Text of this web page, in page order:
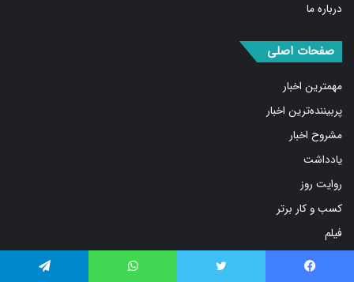
درباره ما
صفحات اصلی
مهمترین اخبار
پربیننده‌ترین اخبار
مشروح اخبار
یادداشت
روایت روز
کسب و کار برتر
فیلم